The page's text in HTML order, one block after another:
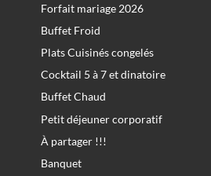
Forfait mariage 2026
Buffet Froid
Plats Cuisinés congelés
Cocktail 5 à 7 et dinatoire
Buffet Chaud
Petit déjeuner corporatif
À partager !!!
Banquet